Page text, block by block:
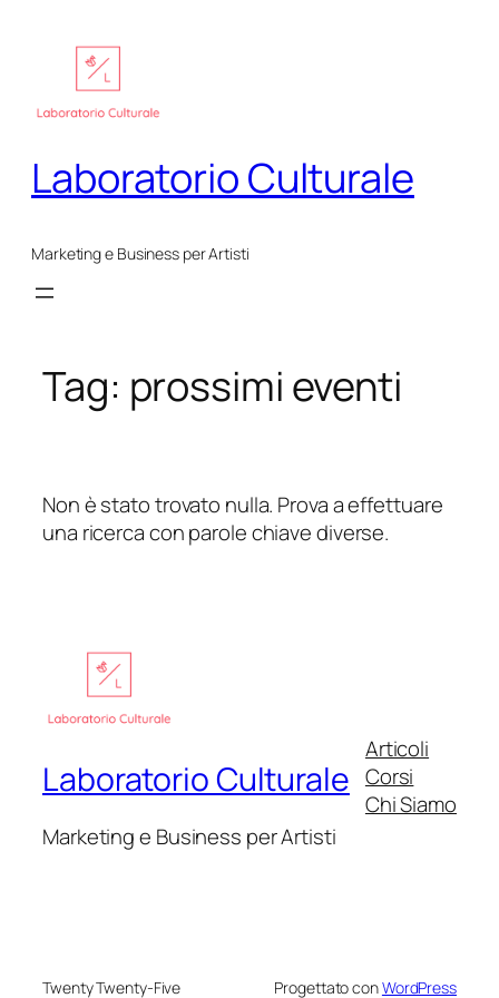
contenuto
Laboratorio Culturale
Marketing e Business per Artisti
Tag: prossimi eventi
Non è stato trovato nulla. Prova a effettuare
una ricerca con parole chiave diverse.
Laboratorio Culturale
Marketing e Business per Artisti
Articoli
Corsi
Chi Siamo
Twenty Twenty-Five Progettato conWordPress